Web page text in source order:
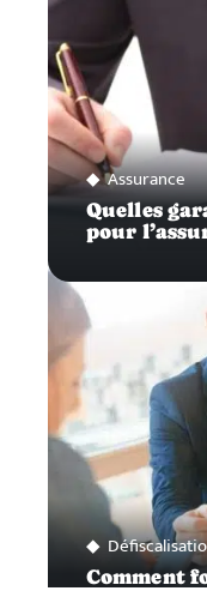
Assurance
Quelles
pour
Comment